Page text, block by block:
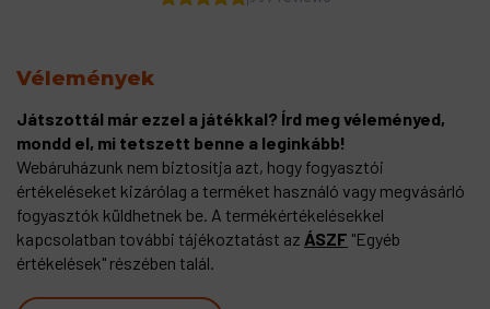
Vélemények
Játszottál már ezzel a játékkal? Írd meg véleményed,
mondd el, mi tetszett benne a leginkább!
Webáruházunk nem biztosítja azt, hogy fogyasztói
értékeléseket kizárólag a terméket használó vagy megvásárló
fogyasztók küldhetnek be. A termékértékelésekkel
kapcsolatban további tájékoztatást az ÁSZF "Egyéb
értékelések" részében talál.